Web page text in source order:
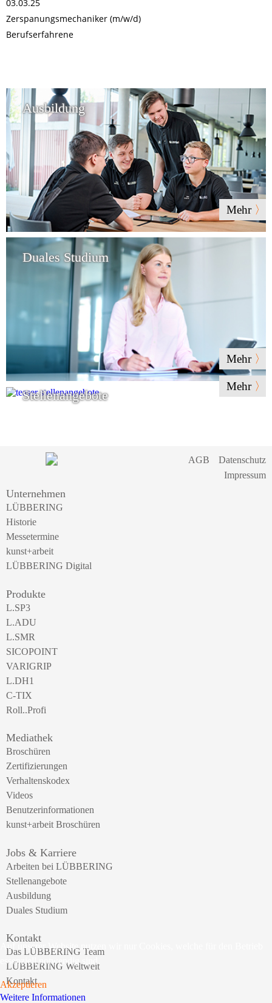
Ausbildung
Mehr
Duales Studium
Mehr
Stellenangebote
Mehr
AGB
Datenschutz
Impressum
Unternehmen
LÜBBERING
Historie
Messetermine
kunst+arbeit
LÜBBERING Digital
Produkte
L.SP3
L.ADU
L.SMR
SICOPOINT
VARIGRIP
L.DH1
C-TIX
Roll..Profi
Mediathek
Broschüren
Zertifizierungen
Verhaltenskodex
Videos
Benutzerinformationen
kunst+arbeit Broschüren
Jobs & Karriere
Arbeiten bei LÜBBERING
Stellenangebote
Ausbildung
Duales Studium
Kontakt
Das LÜBBERING Team
LÜBBERING Weltweit
Kontakt
Auf unserer Website nutzen wir nur Cookies, welche für den Betrieb
essenziell notwendig sind.
Akzeptieren
Weitere Informationen